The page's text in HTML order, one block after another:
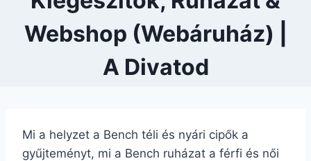
Webshop (Webáruház) |
A Divatod
Mi a helyzet a Bench téli és nyári cipők a
gyűjteményt, mi a Bench ruházat a férfi és női